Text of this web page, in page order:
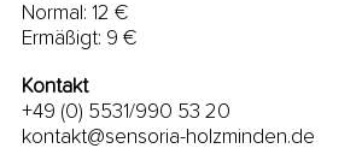
Normal: 12 €
Ermäßigt: 9 €
Kontakt
+49 (0) 5531/990 53 20
kontakt@sensoria-holzminden.de